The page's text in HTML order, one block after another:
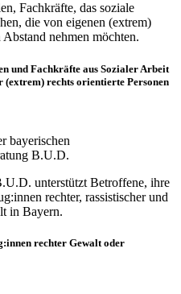
Fachkräfte, das soziale
die von eigenen (extrem)
nehmen möchten.
und Fachkräfte aus Sozialer Arbeit
(extrem) rechts orientierte Personen
unterstützt Betroffene, ihre
rechter, rassistischer und
in Bayern.
rechter Gewalt oder